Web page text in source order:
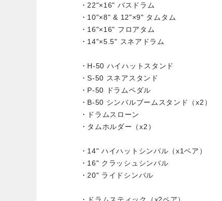
・22"×16" バスドラム
・10"×8" & 12"×9" タムタム
・16"×16" フロアタム
・14"×5.5" スネアドラム
・H-50 ハイハットスタンド
・S-50 スネアスタンド
・P-50 ドラムペダル
・B-50 シンバルブームスタンド（x2）
・ドラムスローン
・タムホルダー（x2）
・14" ハイハットシンバル（x1ペア）
・16" クラッシュシンバル
・20" ライドシンバル
・ドラムスティック（x2ペア）